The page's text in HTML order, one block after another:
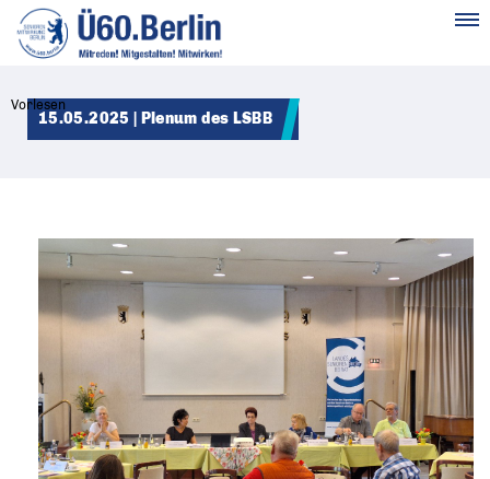
Vorlesen
15.05.2025 | Plenum des LSBB